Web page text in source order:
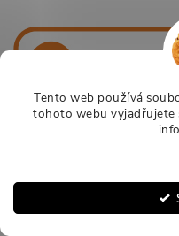
Tento web používá
tohoto webu vyjadřujete